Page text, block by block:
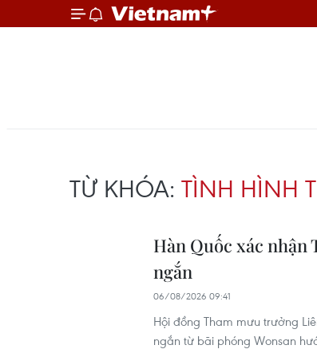
TỪ KHÓA: TÌNH HÌNH
Hàn Quốc xác nhận
ngắn
06/08/2026 09:41
Hội đồng Tham mưu trưởng
ngắn từ bãi phóng Wonsan